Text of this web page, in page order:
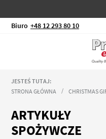
Biuro +48 12 293 80 10
JESTEŚ TUTAJ:
STRONA GŁÓWNA
CHRISTMAS
ARTYKUŁY
SPOŻYWCZE